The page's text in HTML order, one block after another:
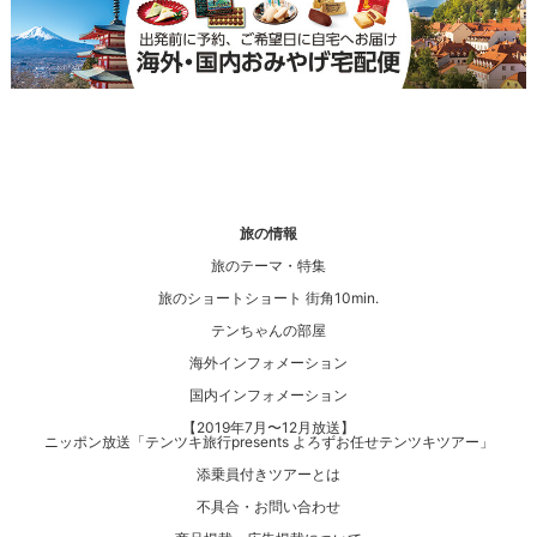
旅の情報
旅のテーマ・特集
旅のショートショート 街角10min.
テンちゃんの部屋
海外インフォメーション
国内インフォメーション
【2019年7月〜12月放送】
ニッポン放送「テンツキ旅行presents よろずお任せテンツキツアー」
添乗員付きツアーとは
不具合・お問い合わせ